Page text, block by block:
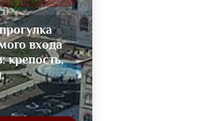
входа
крепость,